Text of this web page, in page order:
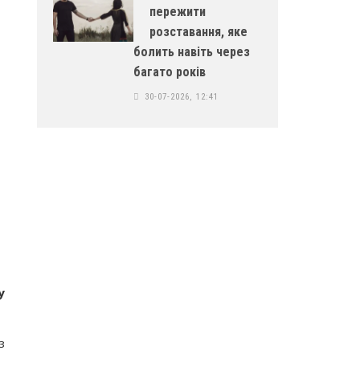
пережити
розставання, яке
болить навіть через
багато років
30-07-2026, 12:41